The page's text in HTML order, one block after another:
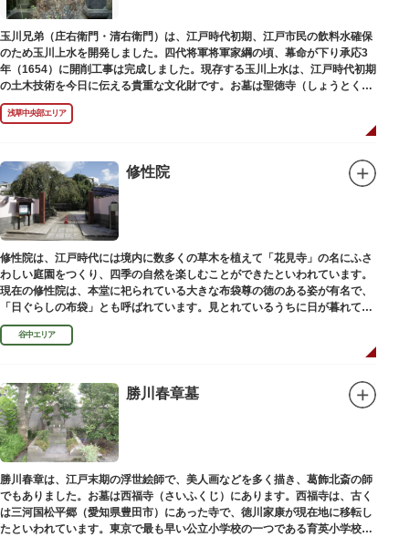
玉川兄弟（庄右衛門・清右衛門）は、江戸時代初期、江戸市民の飲料水確保
のため玉川上水を開発しました。四代将軍将軍家綱の頃、幕命が下り承応3
年（1654）に開削工事は完成しました。現存する玉川上水は、江戸時代初期
の土木技術を今日に伝える貴重な文化財です。お墓は聖徳寺（しょうとく
じ）にあります。
浅草中央部エリア
修性院
修性院は、江戸時代には境内に数多くの草木を植えて「花見寺」の名にふさ
わしい庭園をつくり、四季の自然を楽しむことができたといわれています。
現在の修性院は、本堂に祀られている大きな布袋尊の徳のある姿が有名で、
「日ぐらしの布袋」とも呼ばれています。見とれているうちに日が暮れてし
まった、という言い伝えです。
谷中エリア
勝川春章墓
勝川春章は、江戸末期の浮世絵師で、美人画などを多く描き、葛飾北斎の師
でもありました。お墓は西福寺（さいふくじ）にあります。西福寺は、古く
は三河国松平郷（愛知県豊田市）にあった寺で、徳川家康が現在地に移転し
たといわれています。東京で最も早い公立小学校の一つである育英小学校の